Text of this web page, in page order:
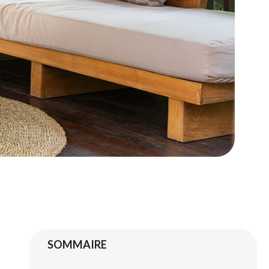
SOMMAIRE